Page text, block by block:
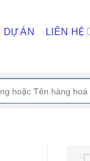
DỰ ÁN LIÊN HỆ